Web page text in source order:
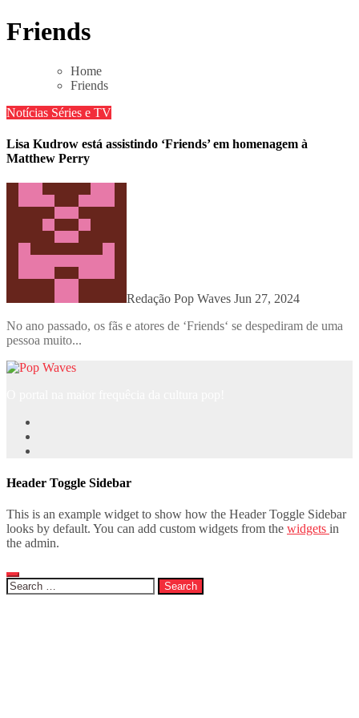
Skip
to
Friends
Home
Friends
Notícias Séries e TV
Lisa Kudrow está assistindo ‘Friends’ em homenagem à
Matthew Perry
Redação Pop Waves Jun 27, 2024
No ano passado, os fãs e atores de ‘Friends‘ se despediram de uma
pessoa muito...
Header Toggle Sidebar
This is an example widget to show how the Header Toggle Sidebar
looks by default. You can add custom widgets from the widgets in
the admin.
Search
for: